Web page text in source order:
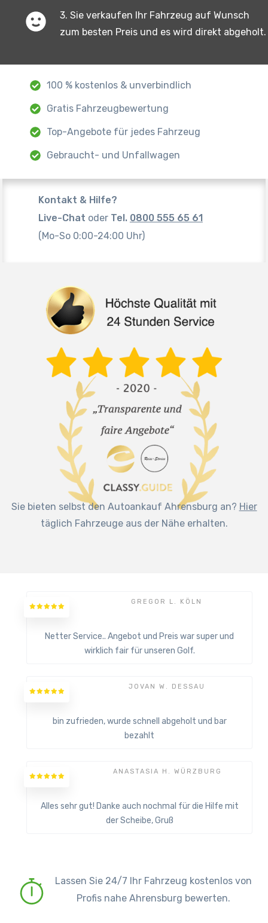
3. Sie verkaufen Ihr Fahrzeug auf Wunsch
zum besten Preis und es wird direkt abgeholt.
100 % kostenlos & unverbindlich
Gratis Fahrzeugbewertung
Top-Angebote für jedes Fahrzeug
Gebraucht- und Unfallwagen
Kontakt & Hilfe?
Live-Chat oderTel. 0800 555 65 61
(Mo-So 0:00-24:00 Uhr)
Sie bieten selbst den Autoankauf Ahrensburg an? Hier
täglich Fahrzeuge aus der Nähe erhalten.
GREGOR L. KÖLN
Netter Service.. Angebot und Preis war super und
wirklich fair für unseren Golf.
JOVAN W. DESSAU
bin zufrieden, wurde schnell abgeholt und bar
bezahlt
ANASTASIA H. WÜRZBURG
Alles sehr gut! Danke auch nochmal für die Hilfe mit
der Scheibe, Gruß
Lassen Sie 24/7 Ihr Fahrzeug kostenlos von
Profis nahe Ahrensburg bewerten.